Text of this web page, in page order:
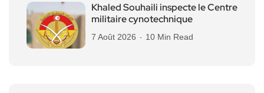
Khaled Souhaili inspecte le Centre
militaire cynotechnique
7 Août 2026 10 Min Read